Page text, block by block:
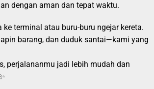
dengan aman dan tepat waktu.
ke terminal atau buru-buru ngejar kereta.
barang, dan duduk santai—kami yang
perjalananmu jadi lebih mudah dan